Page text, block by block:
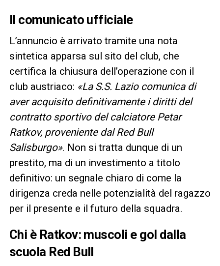
Il comunicato ufficiale
L’annuncio è arrivato tramite una nota
sintetica apparsa sul sito del club, che
certifica la chiusura dell’operazione con il
club austriaco: «La S.S. Lazio comunica di
aver acquisito definitivamente i diritti del
contratto sportivo del calciatore Petar
Ratkov, proveniente dal Red Bull
Salisburgo». Non si tratta dunque di un
prestito, ma di un investimento a titolo
definitivo: un segnale chiaro di come la
dirigenza creda nelle potenzialità del ragazzo
per il presente e il futuro della squadra.
Chi è Ratkov: muscoli e gol dalla
scuola Red Bull